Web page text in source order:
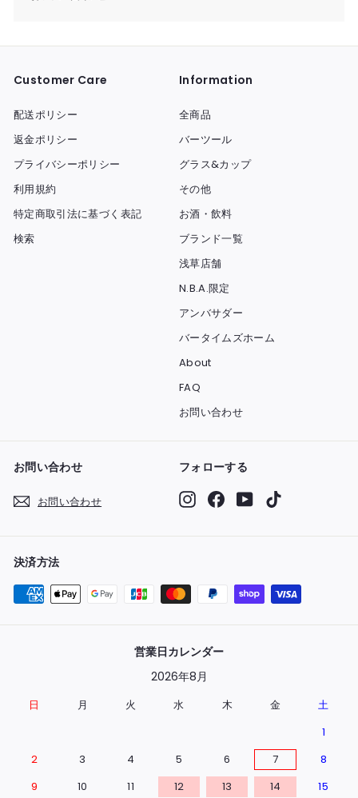
Customer Care
配送ポリシー
返金ポリシー
プライバシーポリシー
利用規約
特定商取引法に基づく表記
検索
Information
全商品
バーツール
グラス&カップ
その他
お酒・飲料
ブランド一覧
浅草店舗
N.B.A.限定
アンバサダー
バータイムズホーム
About
FAQ
お問い合わせ
お問い合わせ
お問い合わせ
フォローする
InstagramFacebook
YouTube
決済方法
営業日カレンダー
2026年8月
日 月 火 水 木 金
土
1
2
3 4 5 6 7
8
9
10 11 12 13 14
15